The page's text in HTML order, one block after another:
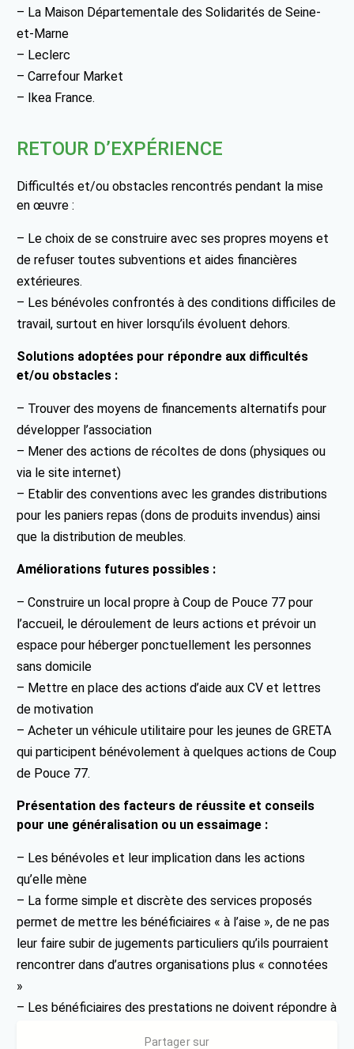
– La Maison Départementale des Solidarités de Seine-
et-Marne
– Leclerc
– Carrefour Market
– Ikea France.
RETOUR D’EXPÉRIENCE
Difficultés et/ou obstacles rencontrés pendant la mise
en œuvre :
– Le choix de se construire avec ses propres moyens et
de refuser toutes subventions et aides financières
extérieures.
– Les bénévoles confrontés à des conditions difficiles de
travail, surtout en hiver lorsqu’ils évoluent dehors.
Solutions adoptées pour répondre aux difficultés
et/ou obstacles :
– Trouver des moyens de financements alternatifs pour
développer l’association
– Mener des actions de récoltes de dons (physiques ou
via le site internet)
– Etablir des conventions avec les grandes distributions
pour les paniers repas (dons de produits invendus) ainsi
que la distribution de meubles.
Améliorations futures possibles :
– Construire un local propre à Coup de Pouce 77 pour
l’accueil, le déroulement de leurs actions et prévoir un
espace pour héberger ponctuellement les personnes
sans domicile
– Mettre en place des actions d’aide aux CV et lettres
de motivation
– Acheter un véhicule utilitaire pour les jeunes de GRETA
qui participent bénévolement à quelques actions de Coup
de Pouce 77.
Présentation des facteurs de réussite et conseils
pour une généralisation ou un essaimage :
– Les bénévoles et leur implication dans les actions
qu’elle mène
– La forme simple et discrète des services proposés
permet de mettre les bénéficiaires « à l’aise », de ne pas
leur faire subir de jugements particuliers qu’ils pourraient
rencontrer dans d’autres organisations plus « connotées
»
– Les bénéficiaires des prestations ne doivent répondre à
Partager sur